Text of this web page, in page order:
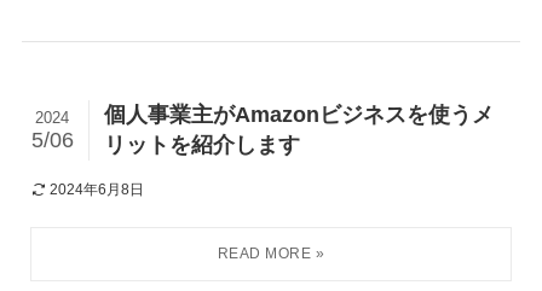
個人事業主がAmazonビジネスを使うメ
リットを紹介します
2024
5/06
2024年6月8日